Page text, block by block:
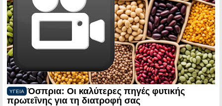
ΥΓΕΙΑ
Όσπρια: Οι καλύτερες πηγές φυτικής
πρωτεΐνης για τη διατροφή σας